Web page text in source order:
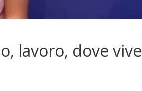
lavoro, dove vive